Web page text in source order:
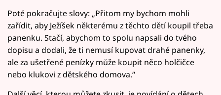
Poté pokračujte slovy: „Přitom my bychom mohli
zařídit, aby Ježíšek některému z těchto dětí koupil třeba
panenku. Stačí, abychom to spolu napsali do tvého
dopisu a dodali, že ti nemusí kupovat drahé panenky,
ale za ušetřené penízky může koupit něco holčičce
nebo klukovi z dětského domova.“